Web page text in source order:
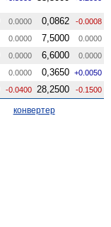
0.0000 0,0862 -0.0008
0.0000 7,5000 0.0000
0.0000 6,6000 0.0000
0.0000 0,3650 +0.0050
-0.0400 28,2500 -0.1500
конвертер